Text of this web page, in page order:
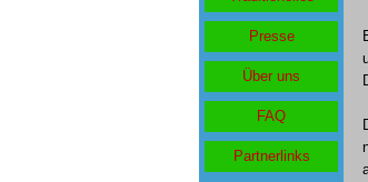
Presse
Über uns
FAQ
Partnerlinks